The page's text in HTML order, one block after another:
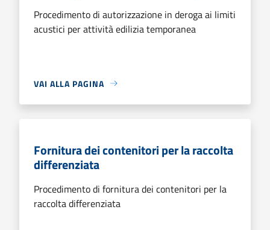
Procedimento di autorizzazione in deroga ai limiti
acustici per attività edilizia temporanea
VAI ALLA PAGINA
Fornitura dei contenitori per la raccolta
differenziata
Procedimento di fornitura dei contenitori per la
raccolta differenziata